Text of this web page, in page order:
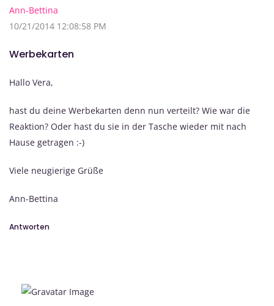
Ann-Bettina
10/21/2014 12:08:58 PM
Werbekarten
Hallo Vera,
hast du deine Werbekarten denn nun verteilt? Wie war die
Reaktion? Oder hast du sie in der Tasche wieder mit nach
Hause getragen :-)
Viele neugierige Grüße
Ann-Bettina
Antworten